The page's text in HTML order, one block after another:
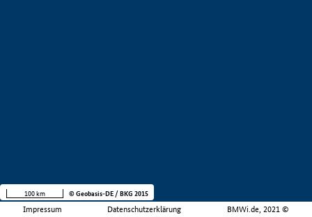
Impressum Datenschutzerklärung BMWi.de, 2021 ©
100 km © Geobasis-DE / BKG 2015